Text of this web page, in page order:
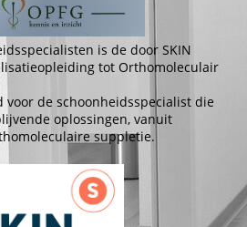
is de door SKIN
tot Orthomoleculair
voor de schoonheidsspecialist die
oplossingen, vanuit
suppletie.